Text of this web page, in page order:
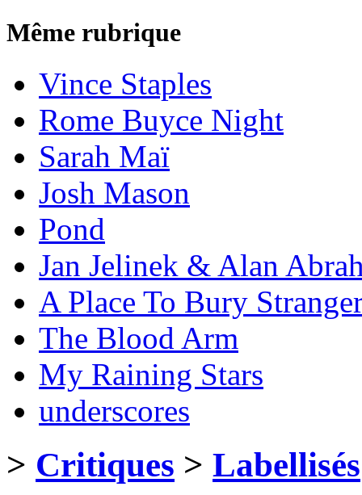
Même rubrique
Vince Staples
Rome Buyce Night
Sarah Maï
Josh Mason
Pond
Jan Jelinek & Alan
A Place To Bury
The Blood Arm
My Raining Stars
underscores
> Critiques > Labellisés